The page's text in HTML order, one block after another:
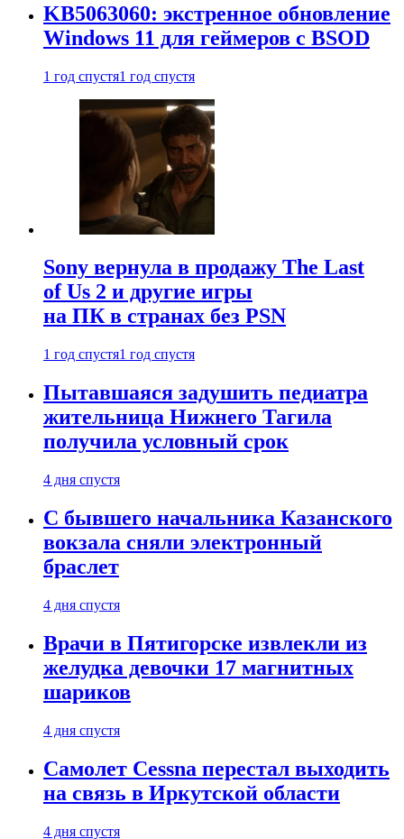
KB5063060: экстренное обновление
Windows 11 для геймеров с BSOD
1 год спустя1 год спустя
Sony вернула в продажу The Last
of Us 2 и другие игры
на ПК в странах без PSN
1 год спустя1 год спустя
Пытавшаяся задушить педиатра
жительница Нижнего Тагила
получила условный срок
4 дня спустя
С бывшего начальника Казанского
вокзала сняли электронный
браслет
4 дня спустя
Врачи в Пятигорске извлекли из
желудка девочки 17 магнитных
шариков
4 дня спустя
Самолет Cessna перестал выходить
на связь в Иркутской области
4 дня спустя